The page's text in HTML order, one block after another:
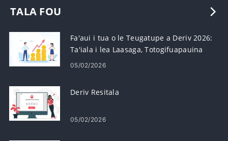
TALA FOU
Fa'aui i tua o le Teugatupe a Deriv 2026:
Ta'iala i lea Laasaga, Totogifuapauina
ma Taimi o Fa'agaioiga
05/02/2026
Deriv Resitala
05/02/2026